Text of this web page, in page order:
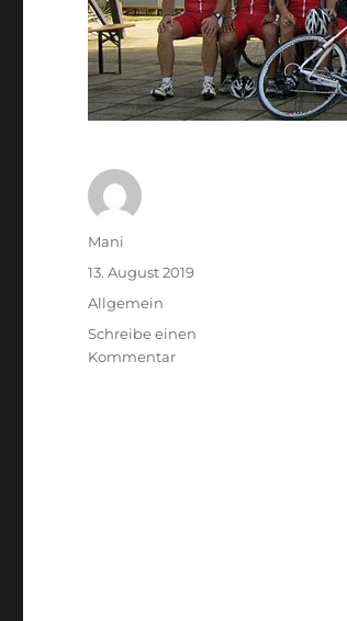
Autor
Mani
Veröffentlicht
am
13. August 2019
Kategorien
Allgemein
Schreibe einen
Kommentarzu